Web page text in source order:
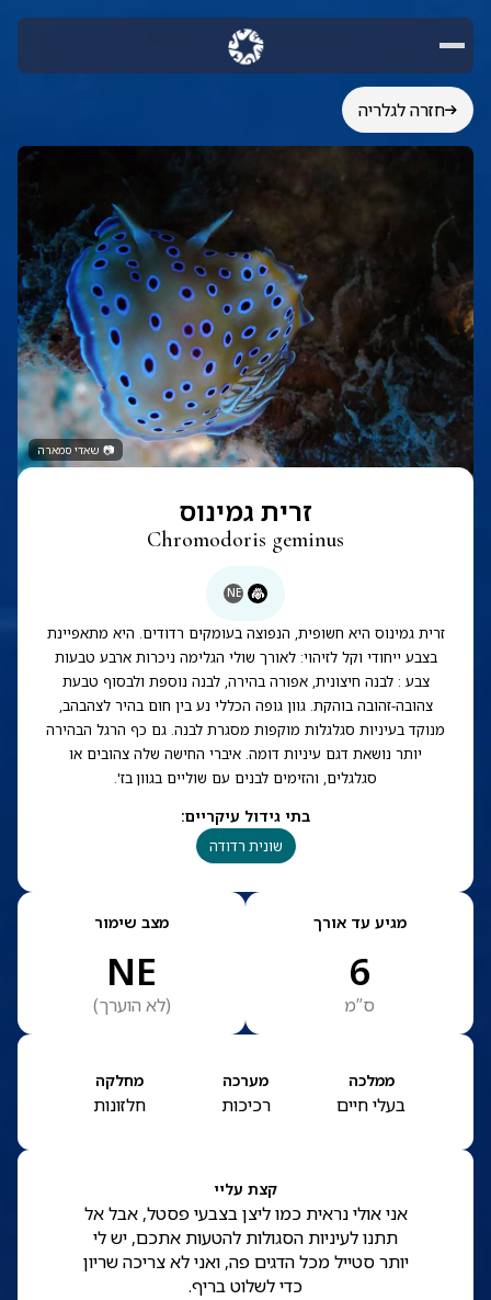
חזרה לגלריה
📷 שאדי סמארה
זרית גמינוס
Chromodoris geminus
NE
זרית גמינוס היא חשופית, הנפוצה בעומקים רדודים. היא מתאפיינת
בצבע ייחודי וקל לזיהוי: לאורך שולי הגלימה ניכרות ארבע טבעות
צבע : לבנה חיצונית, אפורה בהירה, לבנה נוספת ולבסוף טבעת
צהובה-זהובה בוהקת. גוון גופה הכללי נע בין חום בהיר לצהבהב,
מנוקד בעיניות סגלגלות מוקפות מסגרת לבנה. גם כף הרגל הבהירה
יותר נושאת דגם עיניות דומה. איברי החישה שלה צהובים או
סגלגלים, והזימים לבנים עם שוליים בגוון בז'.
בתי גידול עיקריים:
שונית רדודה
מגיע עד אורך
6
ס”מ
מצב שימור
NE
(לא הוערך)
ממלכה
בעלי חיים
מערכה
רכיכות
מחלקה
חלזונות
קצת עליי
אני אולי נראית כמו ליצן בצבעי פסטל, אבל אל
תתנו לעיניות הסגולות להטעות אתכם, יש לי
יותר סטייל מכל הדגים פה, ואני לא צריכה שריון
כדי לשלוט בריף.